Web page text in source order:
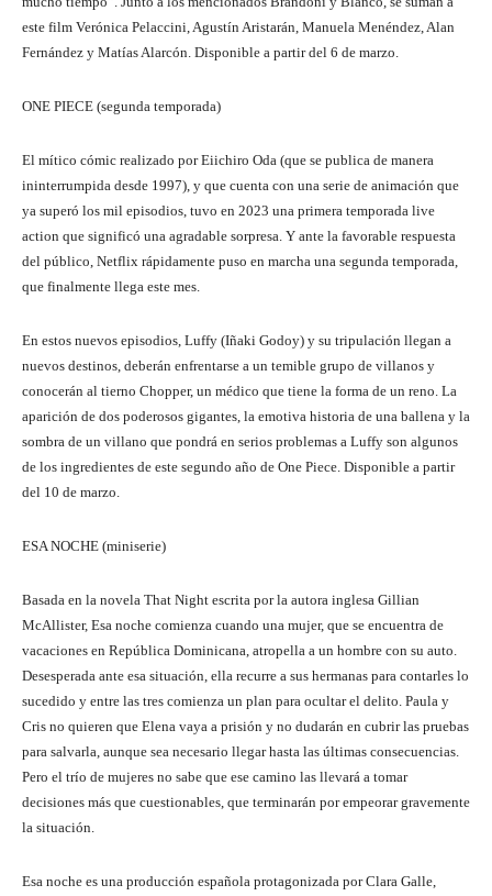
este film Verónica Pelaccini, Agustín Aristarán, Manuela Menéndez, Alan
Fernández y Matías Alarcón. Disponible a partir del 6 de marzo.
ONE PIECE (segunda temporada)
El mítico cómic realizado por Eiichiro Oda (que se publica de manera
ininterrumpida desde 1997), y que cuenta con una serie de animación que
ya superó los mil episodios, tuvo en 2023 una primera temporada live
action que significó una agradable sorpresa. Y ante la favorable respuesta
del público, Netflix rápidamente puso en marcha una segunda temporada,
que finalmente llega este mes.
En estos nuevos episodios, Luffy (Iñaki Godoy) y su tripulación llegan a
nuevos destinos, deberán enfrentarse a un temible grupo de villanos y
conocerán al tierno Chopper, un médico que tiene la forma de un reno. La
aparición de dos poderosos gigantes, la emotiva historia de una ballena y la
sombra de un villano que pondrá en serios problemas a Luffy son algunos
de los ingredientes de este segundo año de One Piece. Disponible a partir
del 10 de marzo.
ESA NOCHE (miniserie)
Basada en la novela That Night escrita por la autora inglesa Gillian
McAllister, Esa noche comienza cuando una mujer, que se encuentra de
vacaciones en República Dominicana, atropella a un hombre con su auto.
Desesperada ante esa situación, ella recurre a sus hermanas para contarles lo
sucedido y entre las tres comienza un plan para ocultar el delito. Paula y
Cris no quieren que Elena vaya a prisión y no dudarán en cubrir las pruebas
para salvarla, aunque sea necesario llegar hasta las últimas consecuencias.
Pero el trío de mujeres no sabe que ese camino las llevará a tomar
decisiones más que cuestionables, que terminarán por empeorar gravemente
la situación.
Esa noche es una producción española protagonizada por Clara Galle,